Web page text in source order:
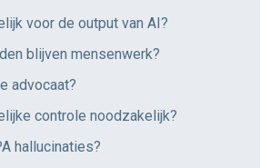
voor de output van AI?
blijven mensenwerk?
advocaat?
controle noodzakelijk?
hallucinaties?